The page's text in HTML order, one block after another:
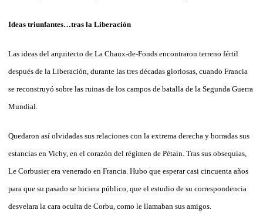
Ideas triunfantes…tras la Liberación
Las ideas del arquitecto de La Chaux-de-Fonds encontraron terreno fértil
después de la Liberación, durante las tres décadas gloriosas, cuando Francia
se reconstruyó sobre las ruinas de los campos de batalla de la Segunda Guerra
Mundial.
Quedaron así olvidadas sus relaciones con la extrema derecha y borradas sus
estancias en Vichy, en el corazón del régimen de Pétain. Tras sus obsequias,
Le Corbusier era venerado en Francia. Hubo que esperar casi cincuenta años
para que su pasado se hiciera público, que el estudio de su correspondencia
desvelara la cara oculta de Corbu, como le llamaban sus amigos.